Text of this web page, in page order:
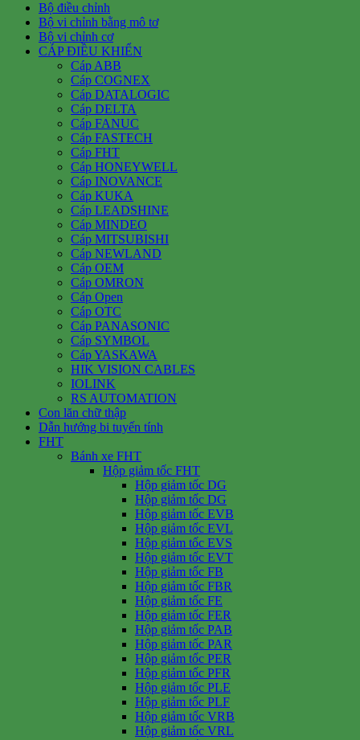
Bộ điều chỉnh
Bộ vi chỉnh bằng mô tơ
Bộ vi chỉnh cơ
CÁP ĐIỀU KHIỂN
Cáp ABB
Cáp COGNEX
Cáp DATALOGIC
Cáp DELTA
Cáp FANUC
Cáp FASTECH
Cáp FHT
Cáp HONEYWELL
Cáp INOVANCE
Cáp KUKA
Cáp LEADSHINE
Cáp MINDEO
Cáp MITSUBISHI
Cáp NEWLAND
Cáp OEM
Cáp OMRON
Cáp Open
Cáp OTC
Cáp PANASONIC
Cáp SYMBOL
Cáp YASKAWA
HIK VISION CABLES
IOLINK
RS AUTOMATION
Con lăn chữ thập
Dẫn hướng bi tuyến tính
FHT
Bánh xe FHT
Hộp giảm tốc FHT
Hộp giảm tốc DG
Hộp giảm tốc DG
Hộp giảm tốc EVB
Hộp giảm tốc EVL
Hộp giảm tốc EVS
Hộp giảm tốc EVT
Hộp giảm tốc FB
Hộp giảm tốc FBR
Hộp giảm tốc FE
Hộp giảm tốc FER
Hộp giảm tốc PAB
Hộp giảm tốc PAR
Hộp giảm tốc PER
Hộp giảm tốc PFR
Hộp giảm tốc PLE
Hộp giảm tốc PLF
Hộp giảm tốc VRB
Hộp giảm tốc VRL